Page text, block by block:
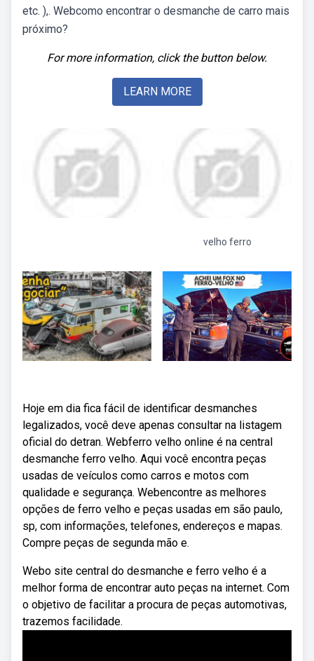
etc. ),. Webcomo encontrar o desmanche de carro mais
próximo?
For more information, click the button below.
LEARN MORE
velho ferro
Hoje em dia fica fácil de identificar desmanches
legalizados, você deve apenas consultar na listagem
oficial do detran. Webferro velho online é na central
desmanche ferro velho. Aqui você encontra peças
usadas de veículos como carros e motos com
qualidade e segurança. Webencontre as melhores
opções de ferro velho e peças usadas em são paulo,
sp, com informações, telefones, endereços e mapas.
Compre peças de segunda mão e.
Webo site central do desmanche e ferro velho é a
melhor forma de encontrar auto peças na internet. Com
o objetivo de facilitar a procura de peças automotivas,
trazemos facilidade.